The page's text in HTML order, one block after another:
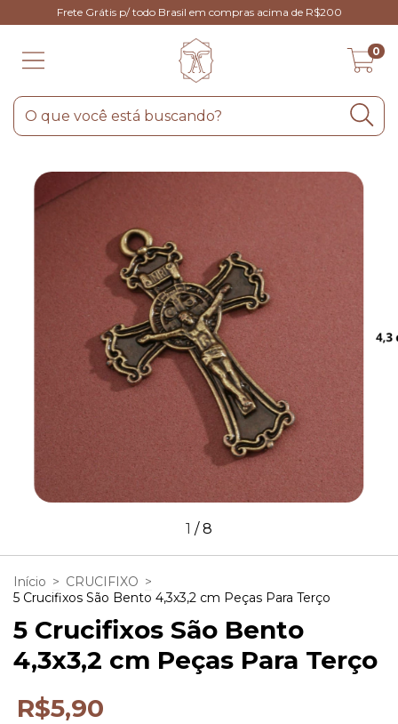
Frete Grátis p/ todo Brasil em compras acima de R$200
0
1 /8
Início > CRUCIFIXO >
5 Crucifixos São Bento 4,3x3,2 cm Peças Para Terço
5 Crucifixos São Bento
4,3x3,2 cm Peças Para Terço
R$5,90